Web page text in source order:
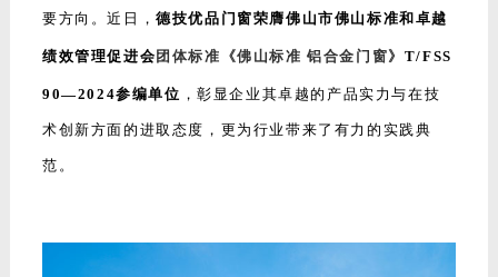
要方向。近日，德技优品门窗荣膺佛山市佛山标准和卓越
绩效管理促进会 团体标准《佛山标准 铝合金门窗》 T/FSS
90—2024参编单位 ，彰显企业其卓越的产品实力与在技
术创新方面的进取态度，更为行业带来了有力的实践典
范。